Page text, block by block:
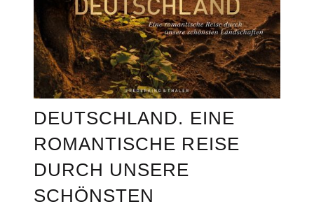
DEUTSCHLAND. EINE
ROMANTISCHE REISE
DURCH UNSERE
SCHÖNSTEN